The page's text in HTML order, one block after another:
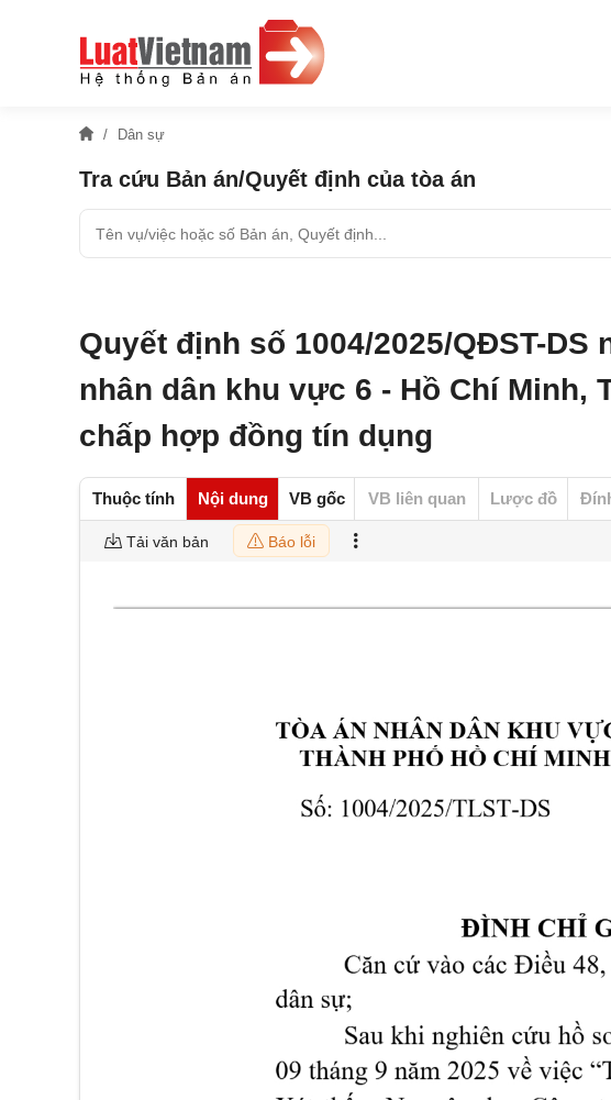
Dân sự
Tra cứu Bản án/Quyết định của tòa án
Quyết định số 1004/2025/QĐST-DS
nhân dân khu vực 6 - Hồ Chí Minh,
chấp hợp đồng tín dụng
Thuộc tính Nội dung VB gốc VB liên quan Lược đồ
Tải văn bản Báo lỗi